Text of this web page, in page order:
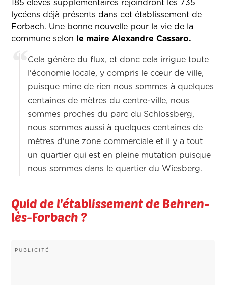
185 élèves supplémentaires rejoindront les 735
lycéens déjà présents dans cet établissement de
Forbach. Une bonne nouvelle pour la vie de la
commune selon le maire Alexandre Cassaro.
Cela génère du flux, et donc cela irrigue toute
l'économie locale, y compris le cœur de ville,
puisque mine de rien nous sommes à quelques
centaines de mètres du centre-ville, nous
sommes proches du parc du Schlossberg,
nous sommes aussi à quelques centaines de
mètres d'une zone commerciale et il y a tout
un quartier qui est en pleine mutation puisque
nous sommes dans le quartier du Wiesberg.
Quid de l'établissement de Behren-
lès-Forbach ?